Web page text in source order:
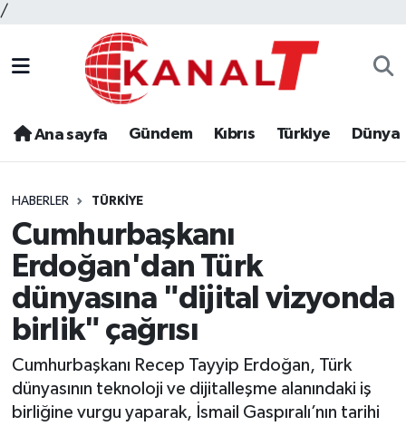
/
Ana sayfa Gündem Kıbrıs Türkiye Dünya
HABERLER TÜRKIYE
Cumhurbaşkanı
Erdoğan'dan Türk
dünyasına "dijital vizyonda
birlik" çağrısı
Cumhurbaşkanı Recep Tayyip Erdoğan, Türk
dünyasının teknoloji ve dijitalleşme alanındaki iş
birliğine vurgu yaparak, İsmail Gaspıralı’nın tarihi